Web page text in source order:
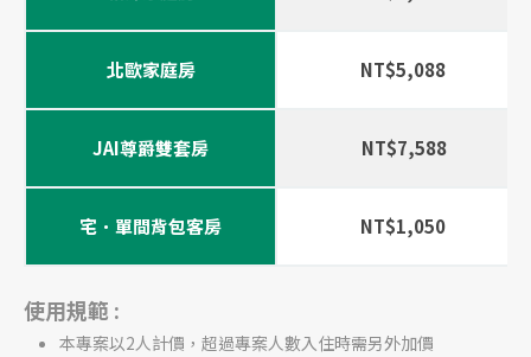
北歐家庭房 NT$5,088
JAI尊爵雙套房 NT$7,588
宅．單間背包客房 NT$1,050
使用規範 :
本專案以2人計價，超過專案人數入住時需另外加價